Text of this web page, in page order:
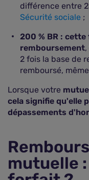
différence entre
Sécurité sociale ;
200 % BR :
remboursement
2 fois la base de
remboursé,
Lorsque votre
cela signifie qu'elle
dépassements
mutuelle